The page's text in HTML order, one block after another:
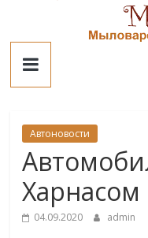
contentМилотто
Автоновости
Харнасом
04.09.2020 admin